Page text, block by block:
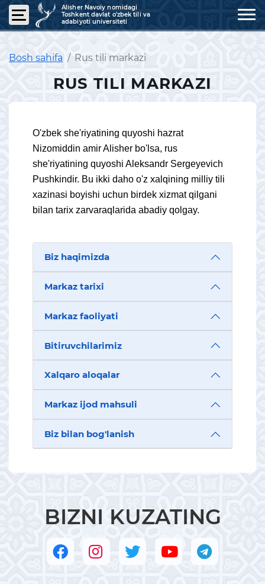
Alisher Navoiy nomidagi
Toshkent davlat o'zbek tili va
adabiyoti universiteti
Bosh sahifa Rus tili markazi
RUS TILI MARKAZI
O'zbek she'riyatining quyoshi hazrat
Nizomiddin amir Alisher bo'lsa, rus
she'riyatining quyoshi Aleksandr Sergeyevich
Pushkindir. Bu ikki daho o'z xalqining milliy tili
xazinasi boyishi uchun birdek xizmat qilgani
bilan tarix zarvaraqlarida abadiy qolgay.
Biz haqimizda
Markaz tarixi
Markaz faoliyati
Bitiruvchilarimiz
Xalqaro aloqalar
Markaz ijod mahsuli
Biz bilan bog'lanish
BIZNI KUZATING